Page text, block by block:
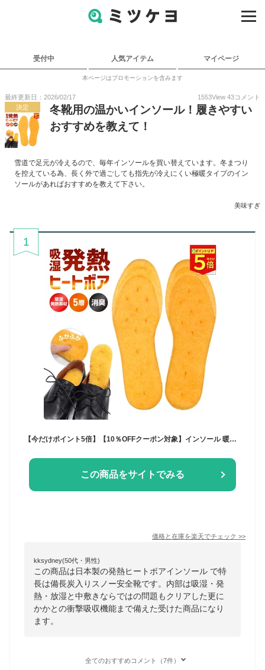
受付中 人気アイテム マイページ
本ページはプロモーションを含みます
最終更新日：2026/02/17 1553View 43コメント
決定
冬靴用の温かいインソール！履きやすい
おすすめを教えて！
雪道で足元が冷えるので、毎年インソールを買い替えています。冬まつり
を控えている為、長く外で過ごしても指先が冷えにくい極暖タイプのイン
ソールがあればおすすめを教えて下さい。
美味すぎ
1
【今だけポイント5倍】【10％OFFクーポン対象】インソール 暖かい 発熱ヒートボアインソール 日本製 備長炭入り 温活 吸湿発熱 放湿 長靴 作業靴 ブーツ防寒 中敷き かかと 衝撃吸収 消臭 ニオイ対策 1000円ポッキリ 底冷え 冷え性 末端冷え性 寒い
この商品をサイトでみる
価格と在庫を楽天でチェック >>
kksydney(50代・男性)
この商品は日本製の発熱ヒートボアインソール で特
長は備長炭入りスノー安全靴です。内部は吸湿・発
熱・放湿と中敷きならではの問題もクリアした更に
かかとの衝撃吸収機能まで備えた受けた商品になり
ます。
全てのおすすめコメント（7件）